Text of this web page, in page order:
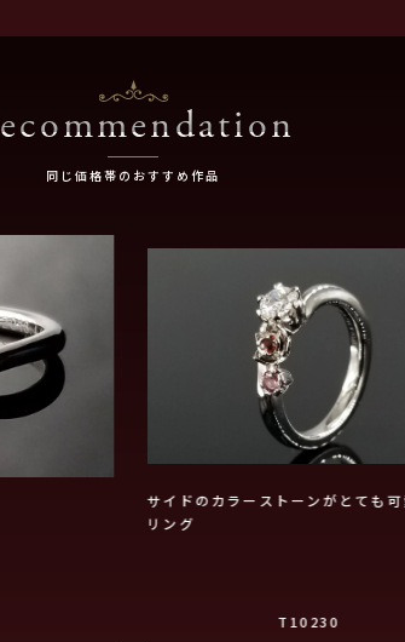
同じ価格帯のおすすめ作品
サイドのカラーストーンがとても
リング
T10230